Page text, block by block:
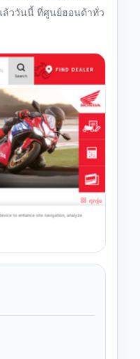
ววันนี้ ที่ศูนย์ฮอนด้าทั่ว